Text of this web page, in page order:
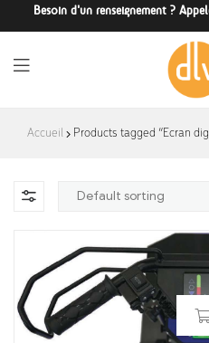
Besoin d'un renseignement ?
Accueil Products tagged “Ecran